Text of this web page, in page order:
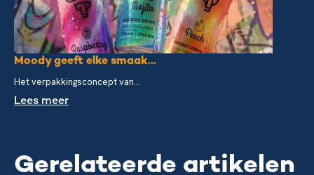
Moody geeft elke smaak...
Het verpakkingsconcept van...
Lees meer
Gerelateerde artikelen